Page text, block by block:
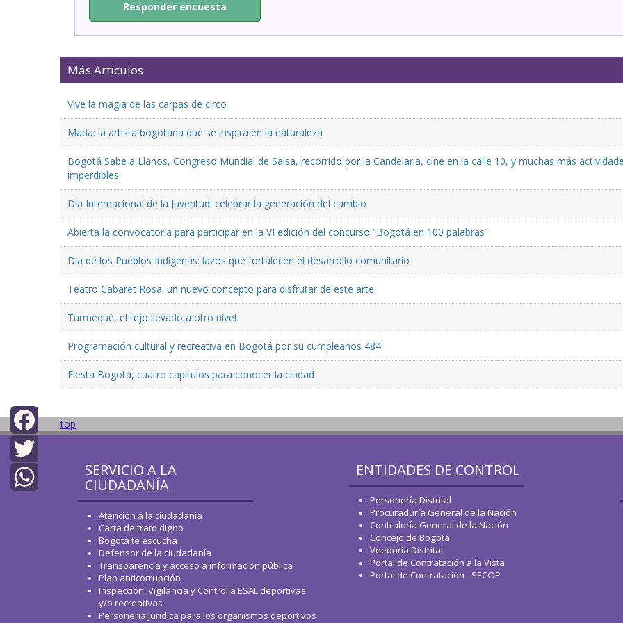
Facebook
Twitter
Responder encuesta
Más Artículos
Vive la magia de las carpas de circo
Mada: la artista bogotana que se inspira en la naturaleza
Bogotá Sabe a Llanos, Congreso Mundial de Salsa, recorrido por la Candelaria, cine en la calle 10, y muchas más
imperdibles
Día Internacional de la Juventud: celebrar la generación del cambio
Abierta la convocatoria para participar en la VI edición del concurso “Bogotá en 100 palabras”
Día de los Pueblos Indígenas: lazos que fortalecen el desarrollo comunitario
Teatro Cabaret Rosa: un nuevo concepto para disfrutar de este arte
Turmequé, el tejo llevado a otro nivel
Programación cultural y recreativa en Bogotá por su cumpleaños 484
Fiesta Bogotá, cuatro capítulos para conocer la ciudad
top
SERVICIO A LA
CIUDADANÍA
Atención a la ciudadanía
Carta de trato digno
Bogotá te escucha
Defensor de la ciudadanía
Transparencia y acceso a información pública
Plan anticorrupción
Inspección, Vigilancia y Control a ESAL deportivas
y/o recreativas
Personería jurídica para los organismos deportivos
ENTIDADES DE CONTROL
Personería Distrital
Procuraduría General de la Nación
Contraloría General de la Nación
Concejo de Bogotá
Veeduría Distrital
Portal de Contratación a la Vista
Portal de Contratación - SECOP